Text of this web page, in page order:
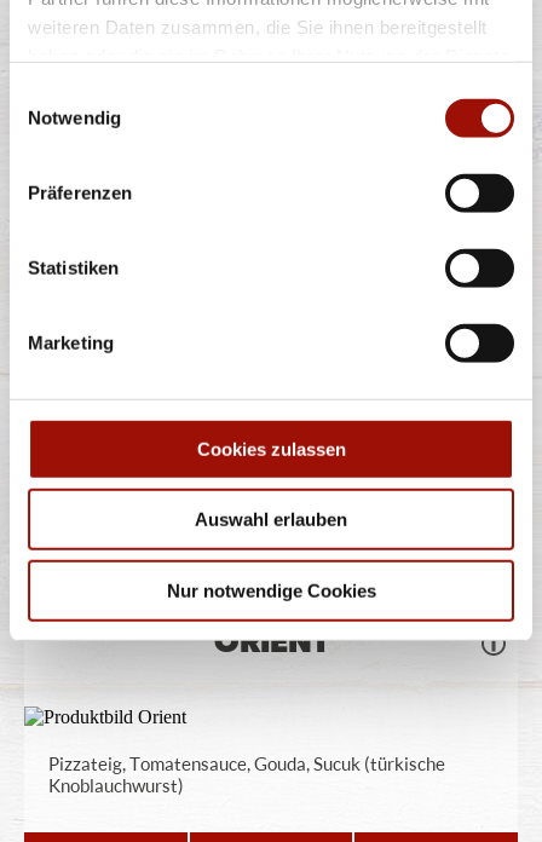
weiteren Daten zusammen, die Sie ihnen bereitgestellt
Notwendig
Präferenzen
Statistiken
Marketing
Cookies zulassen
Auswahl erlauben
Nur notwendige Cookies
Pizzateig, Tomatensauce, Gouda, Hinterschinken
Standard(26cm) (38cm)
20,90 €
12,90 €
Maxi(32cm)
17,90 € 23,90 €
ORIENT
Pizzateig, Tomatensauce, Gouda, Sucuk (türkische
Knoblauchwurst)